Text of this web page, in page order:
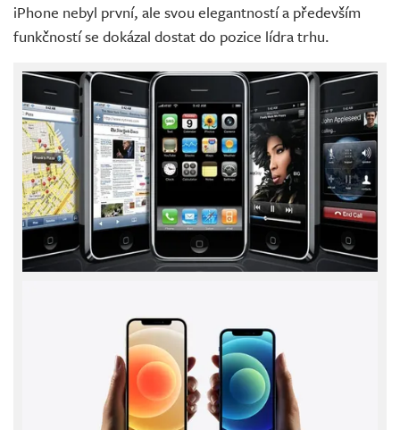
iPhone nebyl první, ale svou elegantností a především
funkčností se dokázal dostat do pozice lídra trhu.